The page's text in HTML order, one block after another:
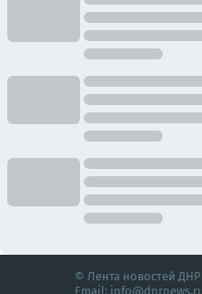
© Лента новостей ДНР
Email: